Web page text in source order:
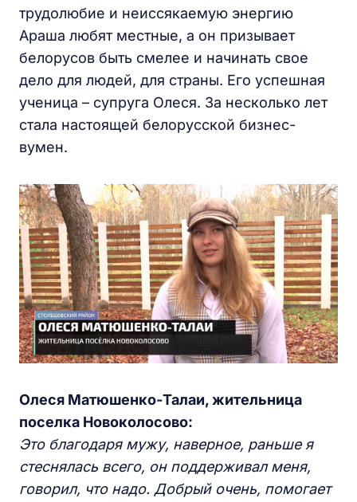
трудолюбие и неиссякаемую энергию
Араша любят местные, а он призывает
белорусов быть смелее и начинать свое
дело для людей, для страны. Его успешная
ученица – супруга Олеся. За несколько лет
стала настоящей белорусской бизнес-
вумен.
Олеся Матюшенко-Талаи, жительница
поселка Новоколосово:
Это благодаря мужу, наверное, раньше я
стеснялась всего, он поддерживал меня,
говорил, что надо. Добрый очень, помогает